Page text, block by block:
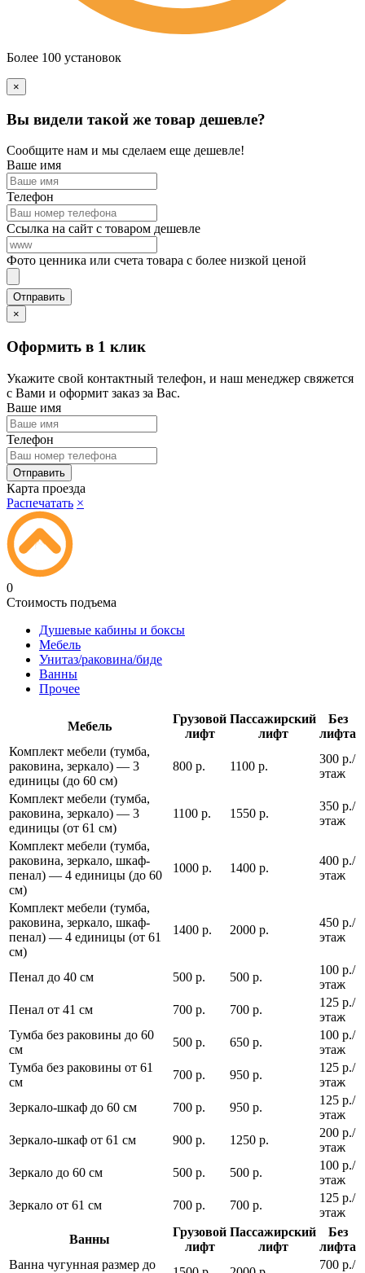
Более 100 установок
×
Вы видели такой же товар дешевле?
Сообщите нам и мы сделаем еще дешевле!
Ваше имя
Телефон
Ссылка на сайт с товаром дешевле
Фото ценника или счета товара с более низкой ценой
×
Оформить в 1 клик
Укажите свой контактный телефон, и наш менеджер свяжется
с Вами и оформит заказ за Вас.
Ваше имя
Телефон
Карта проезда
Распечатать ×
0
Стоимость подъема
Душевые кабины и боксы
Мебель
Унитаз/раковина/биде
Ванны
Прочее
Мебель
Грузовой
лифт
Пассажирский
лифт
Без
лифта
Комплект мебели (тумба,
раковина, зеркало) — 3
единицы (до 60 см)
800 р. 1100 р.
300 р./
этаж
Комплект мебели (тумба,
раковина, зеркало) — 3
единицы (от 61 см)
1100 р. 1550 р.
350 р./
этаж
Комплект мебели (тумба,
раковина, зеркало, шкаф-
пенал) — 4 единицы (до 60
см)
1000 р. 1400 р.
400 р./
этаж
Комплект мебели (тумба,
раковина, зеркало, шкаф-
пенал) — 4 единицы (от 61
см)
1400 р. 2000 р.
450 р./
этаж
Пенал до 40 см 500 р. 500 р.
100 р./
этаж
Пенал от 41 см
700 р. 700 р.
125 р./
этаж
Тумба без раковины до 60
см
500 р. 650 р.
100 р./
этаж
Тумба без раковины от 61
см
700 р. 950 р.
125 р./
этаж
Зеркало-шкаф до 60 см
700 р. 950 р.
125 р./
этаж
Зеркало-шкаф от 61 см
900 р. 1250 р.
200 р./
этаж
Зеркало до 60 см
500 р. 500 р.
100 р./
этаж
Зеркало от 61 см
700 р. 700 р.
125 р./
этаж
Ванны
Грузовой
лифт
Пассажирский
лифт
Без
лифта
Ванна чугунная размер до
700 р./